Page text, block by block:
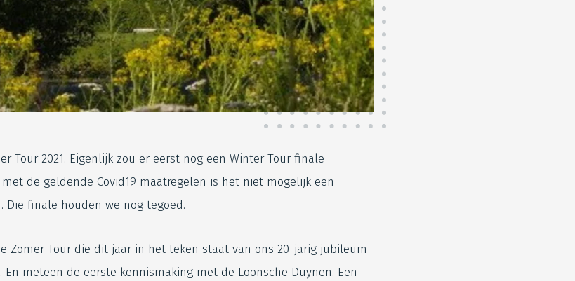
Tour 2021. Eigenlijk zou er eerst nog een Winter Tour finale
de geldende Covid19 maatregelen is het niet mogelijk een
finale houden we nog tegoed.
Zomer Tour die dit jaar in het teken staat van ons 20-jarig jubileum
En meteen de eerste kennismaking met de Loonsche Duynen. Een